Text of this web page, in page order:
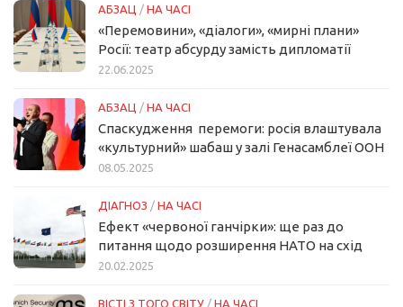
АБЗАЦ / НА ЧАСІ
«Перемовини», «діалоги», «мирні плани»
Росії: театр абсурду замість дипломатії
22.06.2025
АБЗАЦ / НА ЧАСІ
Спаскудження перемоги: росія влаштувала
«культурний» шабаш у залі Генасамблеї ООН
08.05.2025
ДІАГНОЗ / НА ЧАСІ
Ефект «червоної ганчірки»: ще раз до
питання щодо розширення НАТО на схід
20.02.2025
ВІСТІ З ТОГО СВІТУ / НА ЧАСІ